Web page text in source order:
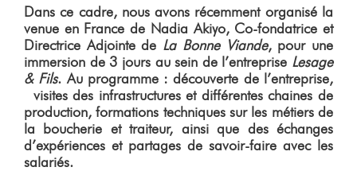
Dans ce cadre, nous avons récemment organisé la
venue en France de Nadia Akiyo, Co-fondatrice et
Directrice Adjointe de La Bonne Viande, pour une
immersion de 3 jours au sein de l’entreprise Lesage
& Fils. Au programme : découverte de l’entreprise,
visites des infrastructures et différentes chaines de
production, formations techniques sur les métiers de
la boucherie et traiteur, ainsi que des échanges
d’expériences et partages de savoir-faire avec les
salariés.